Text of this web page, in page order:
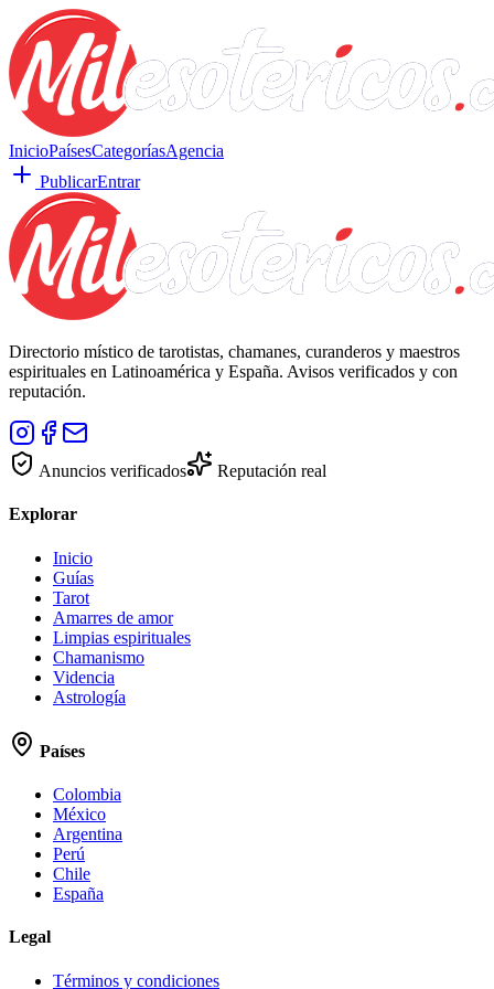
InicioPaísesCategoríasAgencia
PublicarEntrar
Directorio místico de tarotistas, chamanes, curanderos y maestros
espirituales en Latinoamérica y España. Avisos verificados y con
reputación.
Anuncios verificados Reputación real
Explorar
Inicio
Guías
Tarot
Amarres de amor
Limpias espirituales
Chamanismo
Videncia
Astrología
Países
Colombia
México
Argentina
Perú
Chile
España
Legal
Términos y condiciones